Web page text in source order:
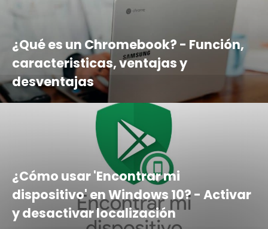
¿Qué es un Chromebook? - Función,
caracteristicas, ventajas y
desventajas
¿Cómo usar 'Encontrar mi
dispositivo' en Windows 10? - Activar
y desactivar localización